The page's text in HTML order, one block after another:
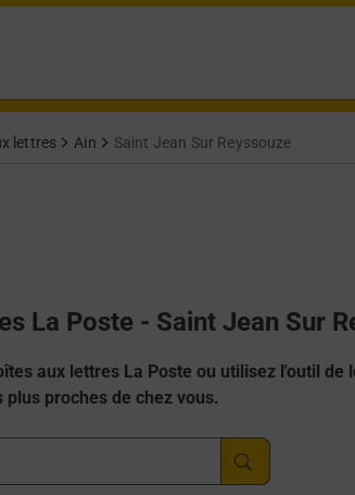
lettres Ain Saint Jean Sur Reyssouze
La Poste - Saint Jean Sur
aux lettres La Poste ou utilisez l'outil
proches de chez vous.